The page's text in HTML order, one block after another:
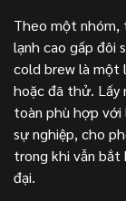
Theo một nhóm,
lạnh cao gấp đôi
cold brew là một
hoặc đã thử. Lấy
toàn phù hợp với
sự nghiệp, cho
trong khi vẫn bắt
đại.